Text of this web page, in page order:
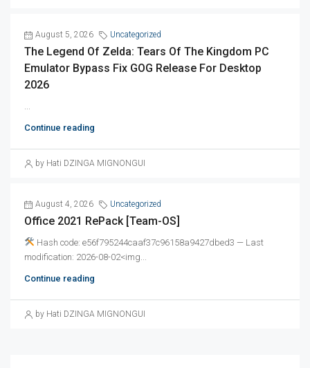
August 5, 2026 Uncategorized
The Legend Of Zelda: Tears Of The Kingdom PC
Emulator Bypass Fix GOG Release For Desktop
2026
...
Continue reading
by Hati DZINGA MIGNONGUI
August 4, 2026 Uncategorized
Office 2021 RePack [Team-OS]
Hash code: e56f795244caaf37c96158a9427dbed3 — Last
modification: 2026-08-02<img...
Continue reading
by Hati DZINGA MIGNONGUI